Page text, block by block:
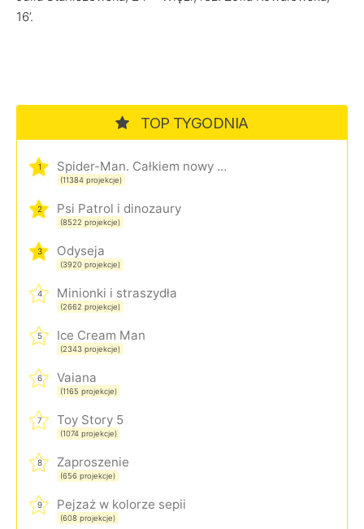
16’.
TOP TYGODNIA
1 Spider-Man. Całkiem nowy dzień
(11384 projekcje)
2 Psi Patrol i dinozaury
(8522 projekcje)
3 Odyseja
(3920 projekcje)
4 Minionki i straszydła
(2662 projekcje)
5 Ice Cream Man
(2343 projekcje)
6 Vaiana
(1165 projekcje)
7 Toy Story 5
(1074 projekcje)
8 Zaproszenie
(656 projekcje)
9 Pejzaż w kolorze sepii
(608 projekcje)